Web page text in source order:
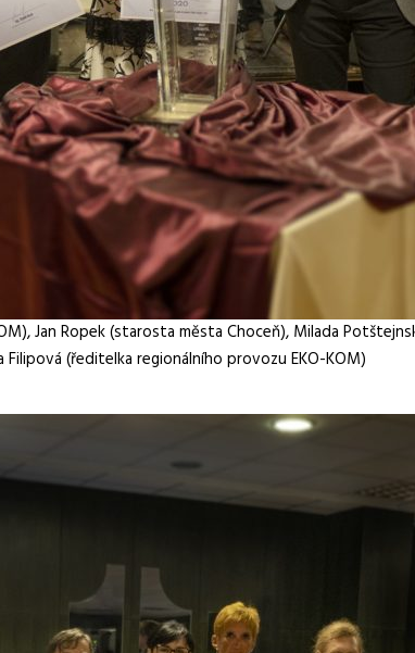
Jan Ropek (starosta města Choceň), Milada
(ředitelka regionálního provozu EKO-KOM)